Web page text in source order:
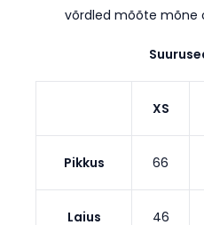
võrdled mõõte mõne
XS
Pikkus 66
Laius 46